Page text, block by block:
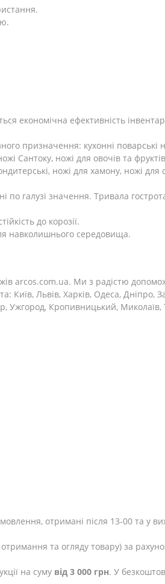
економічна ефективність
призначення: кухонні поварські
Сантоку, ножі для овочів та
ножі для хамону, ножі
галузі значення. Тривала
до корозії.
навколишнього середовища.
arcos.com.ua. Ми з радістю
Київ, Львів, Харків, Одеса, Дніпро,
Ужгород, Кропивницький,
отримані після 13-00 та у
та огляду товару) за
на суму від 3 000 грн. У